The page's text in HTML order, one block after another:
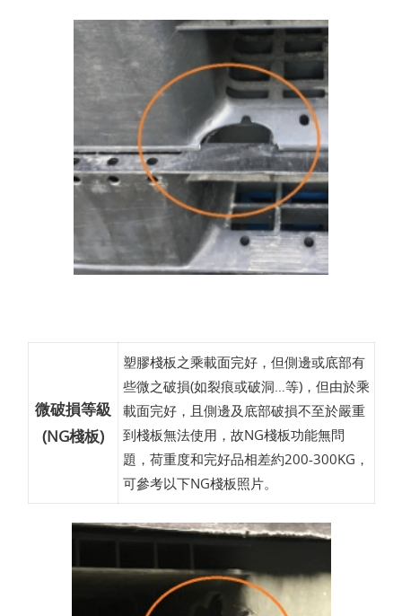
微破損等級
(NG棧板)
塑膠棧板之乘載面完好，但側邊或底部有
些微之破損(如裂痕或破洞…等)，但由於乘
載面完好，且側邊及底部破損不至於嚴重
到棧板無法使用，故NG棧板功能無問
題，荷重度和完好品相差約200-300KG，
可參考以下NG棧板照片。